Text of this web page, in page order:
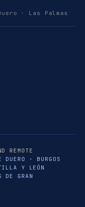
· Las Palmas
REMOTE
DUERO · BURGOS
Y LEÓN
DE GRAN